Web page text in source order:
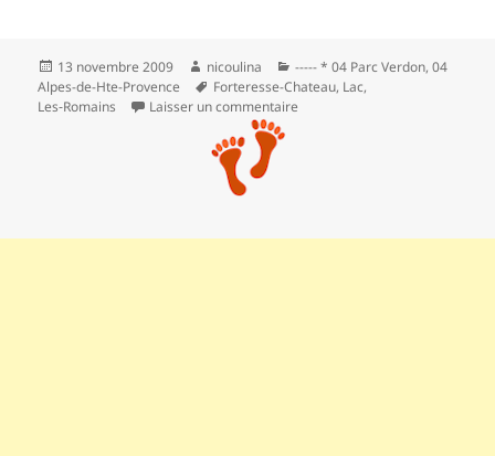
Publié
le
13 novembre 2009 Auteur
nicoulina Catégories
----- * 04 Parc Verdon,04
Alpes-de-Hte-Provence
Mots-
clés
Forteresse-Chateau, Lac,
Les‑Romains
Laisser un commentaire